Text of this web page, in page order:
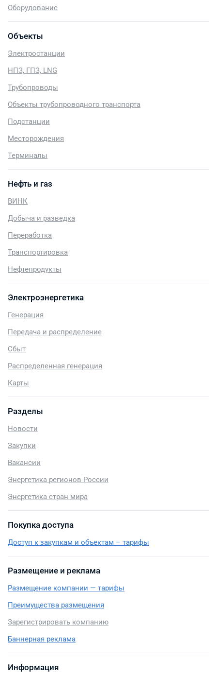
Оборудование
Объекты
Электростанции
НПЗ, ГПЗ, LNG
Трубопроводы
Объекты трубопроводного транспорта
Подстанции
Месторождения
Терминалы
Нефть и газ
ВИНК
Добыча и разведка
Переработка
Транспортировка
Нефтепродукты
Электроэнергетика
Генерация
Передача и распределение
Сбыт
Распределенная генерация
Карты
Разделы
Новости
Закупки
Вакансии
Энергетика регионов России
Энергетика стран мира
Покупка доступа
Доступ к закупкам и объектам – тарифы
Размещение и реклама
Размещение компании — тарифы
Преимущества размещения
Зарегистрировать компанию
Баннерная реклама
Информация